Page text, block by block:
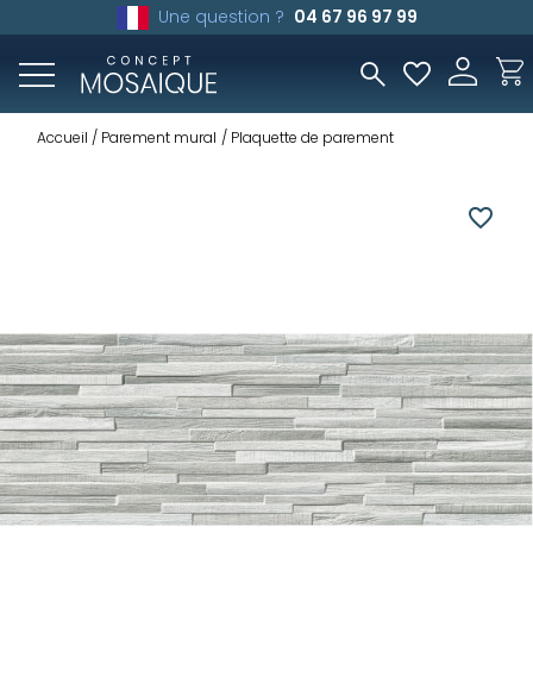
Une question ? 04 67 96 97 99
Accueil Parement mural Plaquette de parement
favorite_border